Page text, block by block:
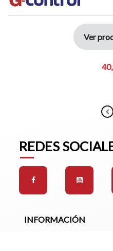
Ver
REDES
INFORMACIÓN